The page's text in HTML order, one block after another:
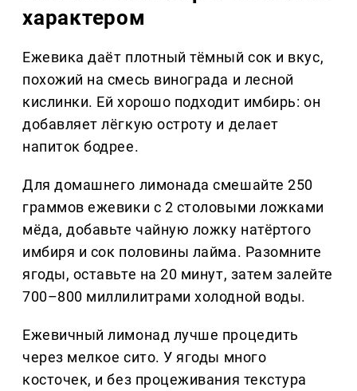
характером
Ежевика даёт плотный тёмный сок и вкус,
похожий на смесь винограда и лесной
кислинки. Ей хорошо подходит имбирь: он
добавляет лёгкую остроту и делает
напиток бодрее.
Для домашнего лимонада смешайте 250
граммов ежевики с 2 столовыми ложками
мёда, добавьте чайную ложку натёртого
имбиря и сок половины лайма. Разомните
ягоды, оставьте на 20 минут, затем залейте
700–800 миллилитрами холодной воды.
Ежевичный лимонад лучше процедить
через мелкое сито. У ягоды много
косточек, и без процеживания текстура